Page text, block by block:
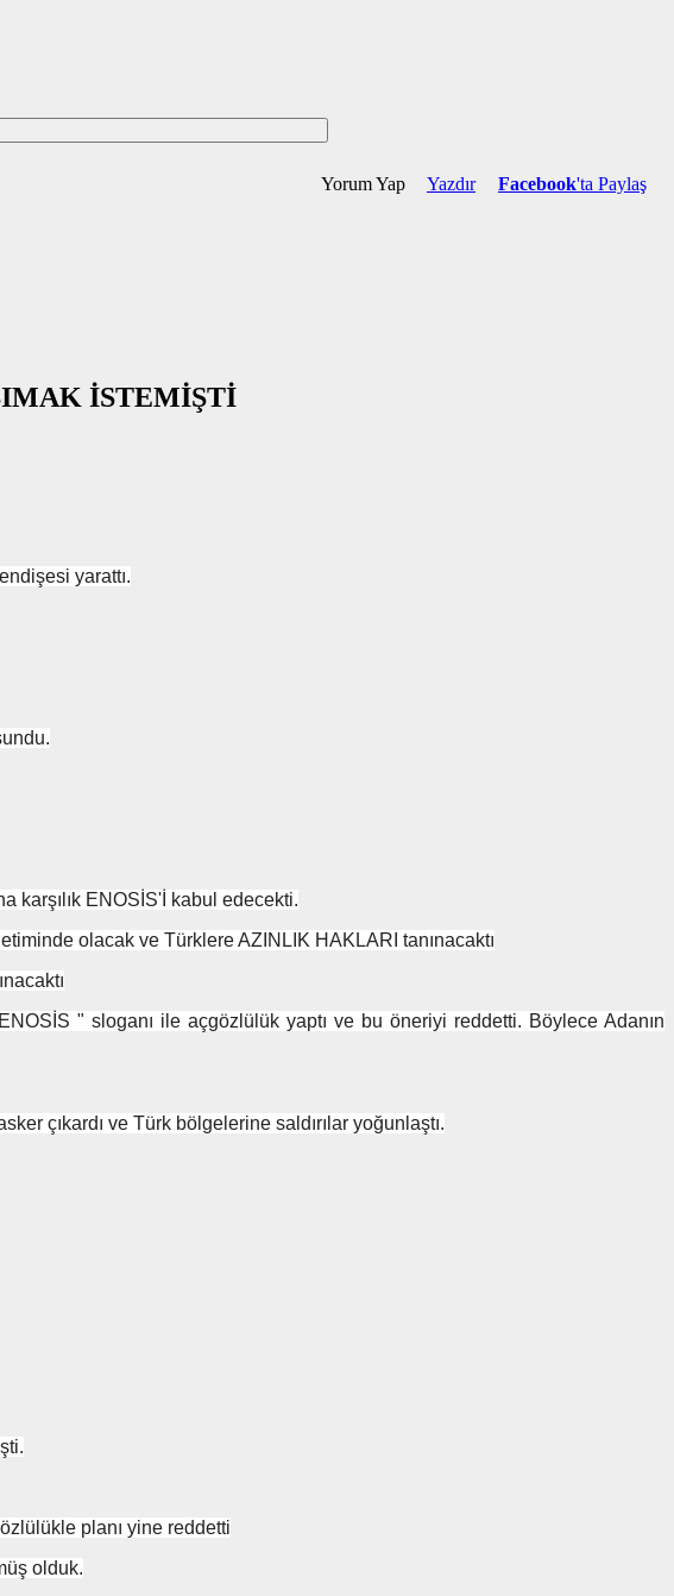
Yorum Yap Yazdır Facebook'ta Paylaş
İSTEMİŞTİ
yarattı.
karşılık ENOSİS'İ kabul edecekti.
olacak ve Türklere AZINLIK HAKLARI tanınacaktı
" sloganı ile açgözlülük yaptı ve bu öneriyi reddetti. Böylece Adanın
çıkardı ve Türk bölgelerine saldırılar yoğunlaştı.
planı yine reddetti
olduk.